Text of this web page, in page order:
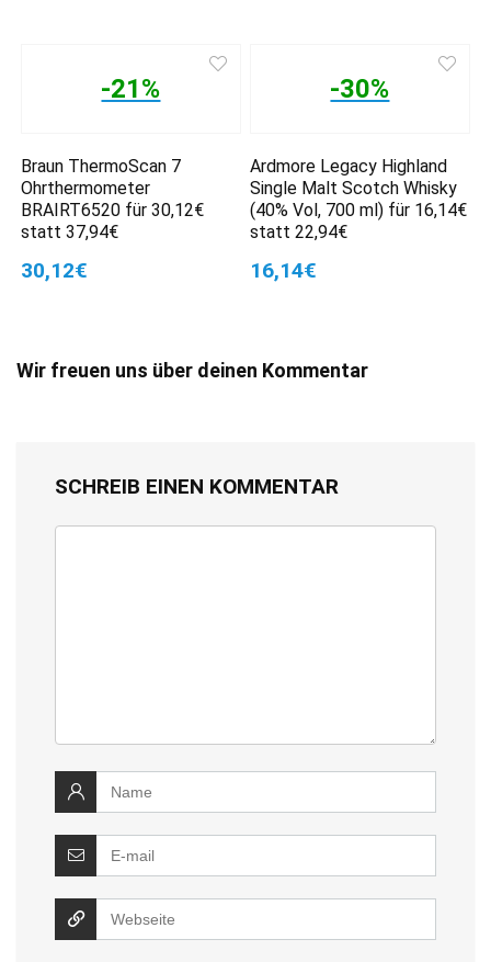
-21%
Braun ThermoScan 7
Ohrthermometer
BRAIRT6520 für 30,12€
statt 37,94€
30,12€
-30%
Ardmore Legacy Highland
Single Malt Scotch Whisky
(40% Vol, 700 ml) für 16,14€
statt 22,94€
16,14€
Wir freuen uns über deinen Kommentar
SCHREIB EINEN KOMMENTAR